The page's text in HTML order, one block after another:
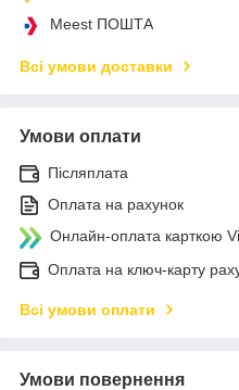
Meest ПОШТА
Всі умови доставки
Умови оплати
Післяплата
Оплата на рахунок
Онлайн-оплата карткою
Оплата на ключ-карту
Всі умови оплати
Умови повернення